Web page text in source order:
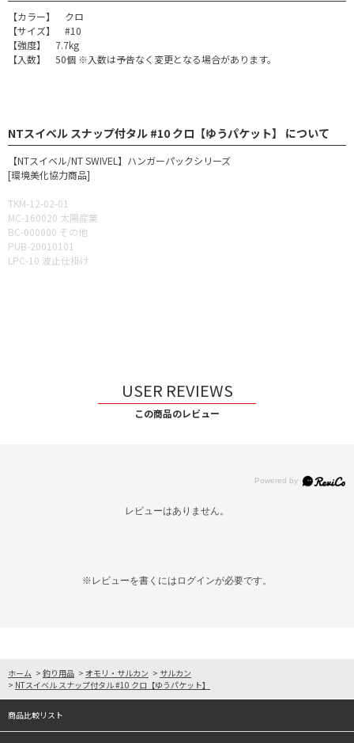
【カラー】 クロ
【サイズ】 #10
【強度】 7.7kg
【入数】 50個 ※入数は予告なく変更となる場合があります。
NTスイベル スナップ付タル #10 クロ【ゆうパケット】 について
【NTスイベル/NT SWIVEL】ハンガーパックシリーズ
[環境美化協力商品]
TKM-12-02-01
MC-160020 太陽産業
BC-000000 その他
PUB-20010101
LPC-10 波止仕掛け
USER REVIEWS
この商品のレビュー
レビューはありません。
※レビューを書くには ログインが必要です。
ホーム > 釣り用品 > オモリ・サルカン > サルカン
> NTスイベル スナップ付タル #10 クロ【ゆうパケット】
商品比較リスト